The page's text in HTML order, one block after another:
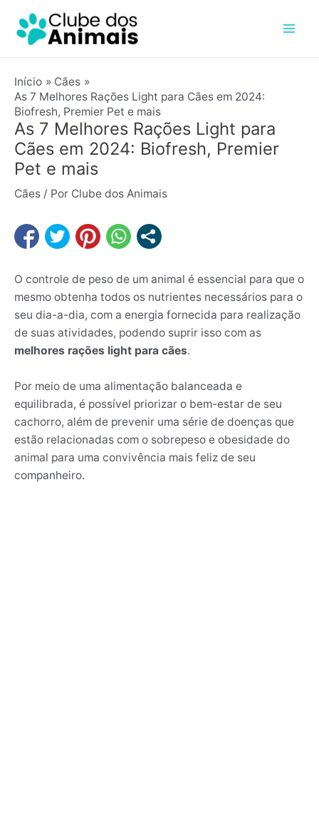
para
Início
Cães
As 7 Melhores Rações Light para Cães em 2024:
Biofresh, Premier Pet e mais
As 7 Melhores Rações Light para
Cães em 2024: Biofresh, Premier
Pet e mais
Cães / Por Clube dos Animais
O controle de peso de um animal é essencial para que o
mesmo obtenha todos os nutrientes necessários para o
seu dia-a-dia, com a energia fornecida para realização
de suas atividades, podendo suprir isso com as
melhores rações light para cães.
Por meio de uma alimentação balanceada e
equilibrada, é possível priorizar o bem-estar de seu
cachorro, além de prevenir uma série de doenças que
estão relacionadas com o sobrepeso e obesidade do
animal para uma convivência mais feliz de seu
companheiro.
navigation